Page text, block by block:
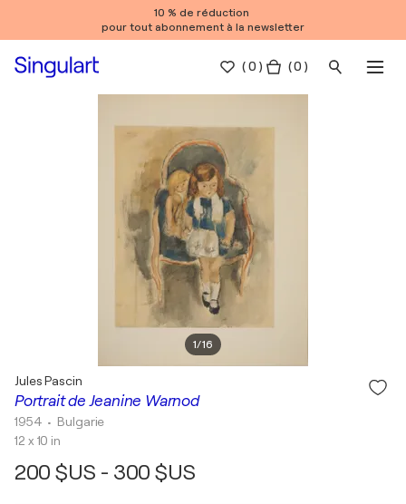
10 % de réduction
pour tout abonnement à la newsletter
(0 ) ( 0 )
1/16
Portrait de Jeanine Warnod
Jules Pascin
1954 • Bulgarie
12 x 10 in
200 $US - 300 $US